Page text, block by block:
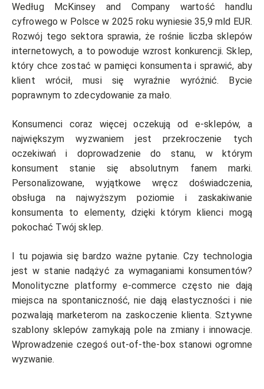
Według McKinsey and Company wartość handlu
cyfrowego w Polsce w 2025 roku wyniesie 35,9 mld EUR.
Rozwój tego sektora sprawia, że rośnie liczba sklepów
internetowych, a to powoduje wzrost konkurencji. Sklep,
który chce zostać w pamięci konsumenta i sprawić, aby
klient wrócił, musi się wyraźnie wyróżnić. Bycie
poprawnym to zdecydowanie za mało.
Konsumenci coraz więcej oczekują od e-sklepów, a
największym wyzwaniem jest przekroczenie tych
oczekiwań i doprowadzenie do stanu, w którym
konsument stanie się absolutnym fanem marki.
Personalizowane, wyjątkowe wręcz doświadczenia,
obsługa na najwyższym poziomie i zaskakiwanie
konsumenta to elementy, dzięki którym klienci mogą
pokochać Twój sklep.
I tu pojawia się bardzo ważne pytanie. Czy technologia
jest w stanie nadążyć za wymaganiami konsumentów?
Monolityczne platformy e-commerce często nie dają
miejsca na spontaniczność, nie dają elastyczności i nie
pozwalają marketerom na zaskoczenie klienta. Sztywne
szablony sklepów zamykają pole na zmiany i innowacje.
Wprowadzenie czegoś out-of-the-box stanowi ogromne
wyzwanie.